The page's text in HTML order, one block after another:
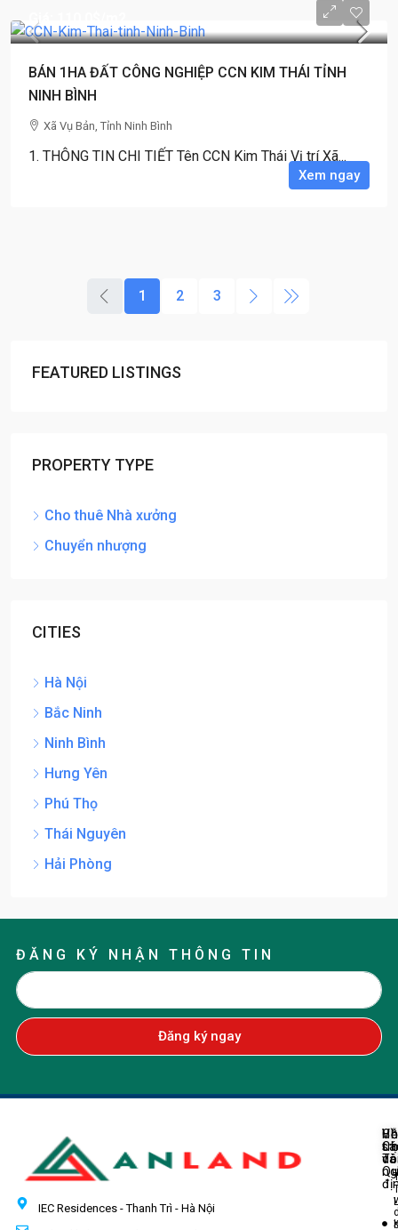
Giá: 110,0$
BÁN 1HA ĐẤT CÔNG NGHIỆP CCN KIM THÁI TỈNH
NINH BÌNH
Xã Vụ Bản, Tỉnh Ninh Bình
1. THÔNG TIN CHI TIẾT Tên CCN Kim Thái Vị trí Xã...
Xem ngay
1 2 3
FEATURED LISTINGS
PROPERTY TYPE
Cho thuê Nhà xưởng
Chuyển nhượng
CITIES
Hà Nội
Bắc Ninh
Ninh Bình
Hưng Yên
Phú Thọ
Thái Nguyên
Hải Phòng
ĐĂNG KÝ NHẬN THÔNG TIN
Đăng ký ngay
IEC Residences - Thanh Trì - Hà Nội
Về
Hỗ
và